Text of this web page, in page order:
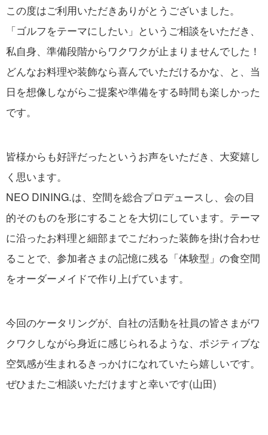
この度はご利用いただきありがとうございました。
「ゴルフをテーマにしたい」というご相談をいただき、
私自身、準備段階からワクワクが止まりませんでした！
どんなお料理や装飾なら喜んでいただけるかな、と、当
日を想像しながらご提案や準備をする時間も楽しかった
です。
皆様からも好評だったというお声をいただき、大変嬉し
く思います。
NEO DINING.は、空間を総合プロデュースし、会の目
的そのものを形にすることを大切にしています。テーマ
に沿ったお料理と細部までこだわった装飾を掛け合わせ
ることで、参加者さまの記憶に残る「体験型」の食空間
をオーダーメイドで作り上げています。
今回のケータリングが、自社の活動を社員の皆さまがワ
クワクしながら身近に感じられるような、ポジティブな
空気感が生まれるきっかけになれていたら嬉しいです。
ぜひまたご相談いただけますと幸いです(山田)